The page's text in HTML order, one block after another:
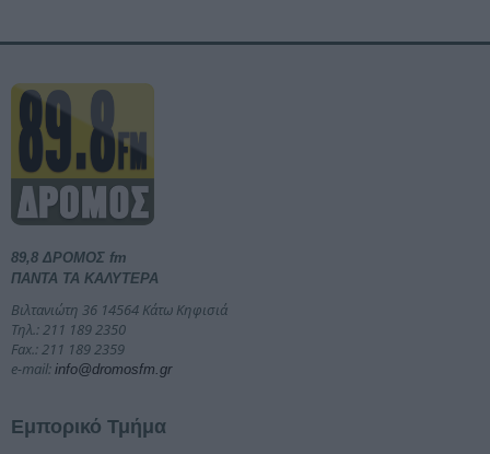
89,8 ΔΡΟΜΟΣ fm
ΠΑΝΤΑ ΤΑ ΚΑΛΥΤΕΡΑ
Βιλτανιώτη 36 14564 Κάτω Κηφισιά
Τηλ.: 211 189 2350
Fax.: 211 189 2359
e-mail: info@dromosfm.gr
Εμπορικό Τμήμα